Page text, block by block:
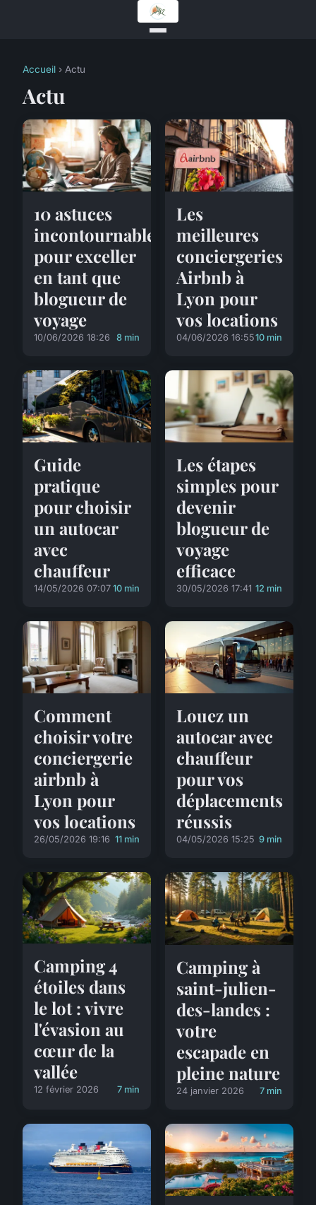
Accueil › Actu
Actu
10 astuces
incontournables
pour exceller
en tant que
blogueur de
voyage
10/06/2026 18:26 8 min
Les
meilleures
conciergeries
Airbnb à
Lyon pour
vos locations
04/06/2026 16:5510 min
Guide
pratique
pour choisir
un autocar
avec
chauffeur
14/05/2026 07:07 10 min
Les étapes
simples pour
devenir
blogueur de
voyage
efficace
30/05/2026 17:41 12 min
Comment
choisir votre
conciergerie
airbnb à
Lyon pour
vos locations
26/05/2026 19:16 11 min
Louez un
autocar avec
chauffeur
pour vos
déplacements
réussis
04/05/2026 15:25 9 min
Camping 4
étoiles dans
le lot : vivre
l'évasion au
cœur de la
vallée
12 février 2026 7 min
Camping à
saint-julien-
des-landes :
votre
escapade en
pleine nature
24 janvier 2026 7 min